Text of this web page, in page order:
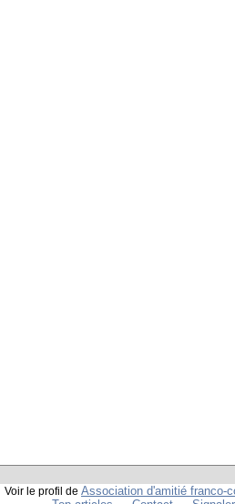
Voir le profil de Association d'amitié franco-